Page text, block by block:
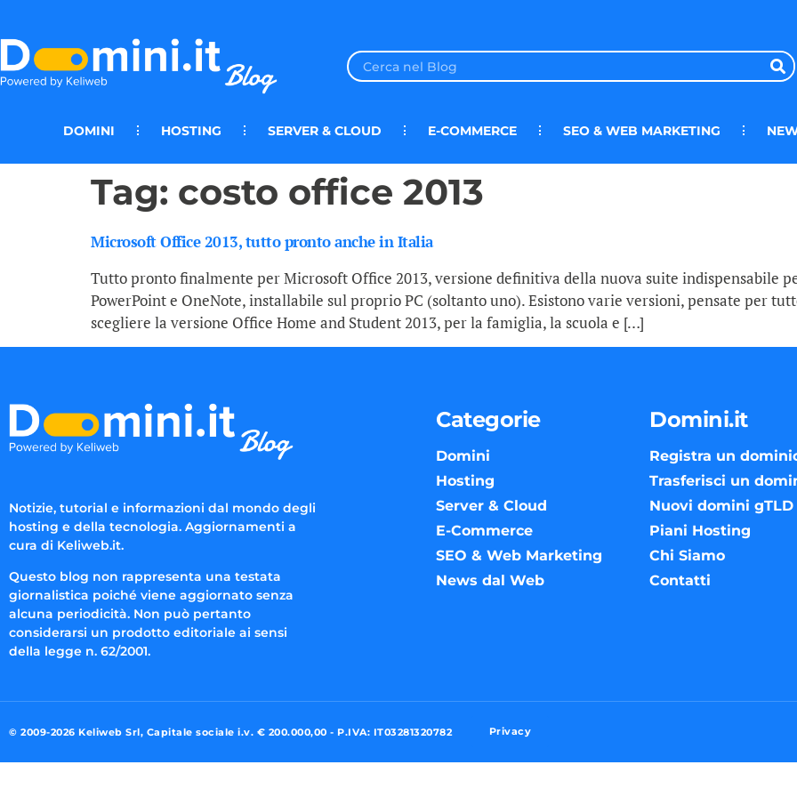
DOMINI HOSTING SERVER & CLOUD E-COMMERCE SEO & WEB MARKETING
Tag: costo office 2013
Microsoft Office 2013, tutto pronto anche in Italia
Tutto pronto finalmente per Microsoft Office 2013, versione definitiva della nuova suite indispensabile
PowerPoint e OneNote, installabile sul proprio PC (soltanto uno). Esistono varie versioni, pensate per
scegliere la versione Office Home and Student 2013, per la famiglia, la scuola e […]
Notizie, tutorial e informazioni dal mondo degli
hosting e della tecnologia. Aggiornamenti a
cura di Keliweb.it.
Questo blog non rappresenta una testata
giornalistica poiché viene aggiornato senza
alcuna periodicità. Non può pertanto
considerarsi un prodotto editoriale ai sensi
della legge n. 62/2001.
Categorie
Domini
Hosting
Server & Cloud
E-Commerce
SEO & Web Marketing
News dal Web
Domini.it
Registra un
Trasferisci un
Nuovi domini gTLD
Piani Hosting
Chi Siamo
Contatti
© 2009-2026 Keliweb Srl, Capitale sociale i.v. € 200.000,00 - P.IVA: IT03281320782 Privacy